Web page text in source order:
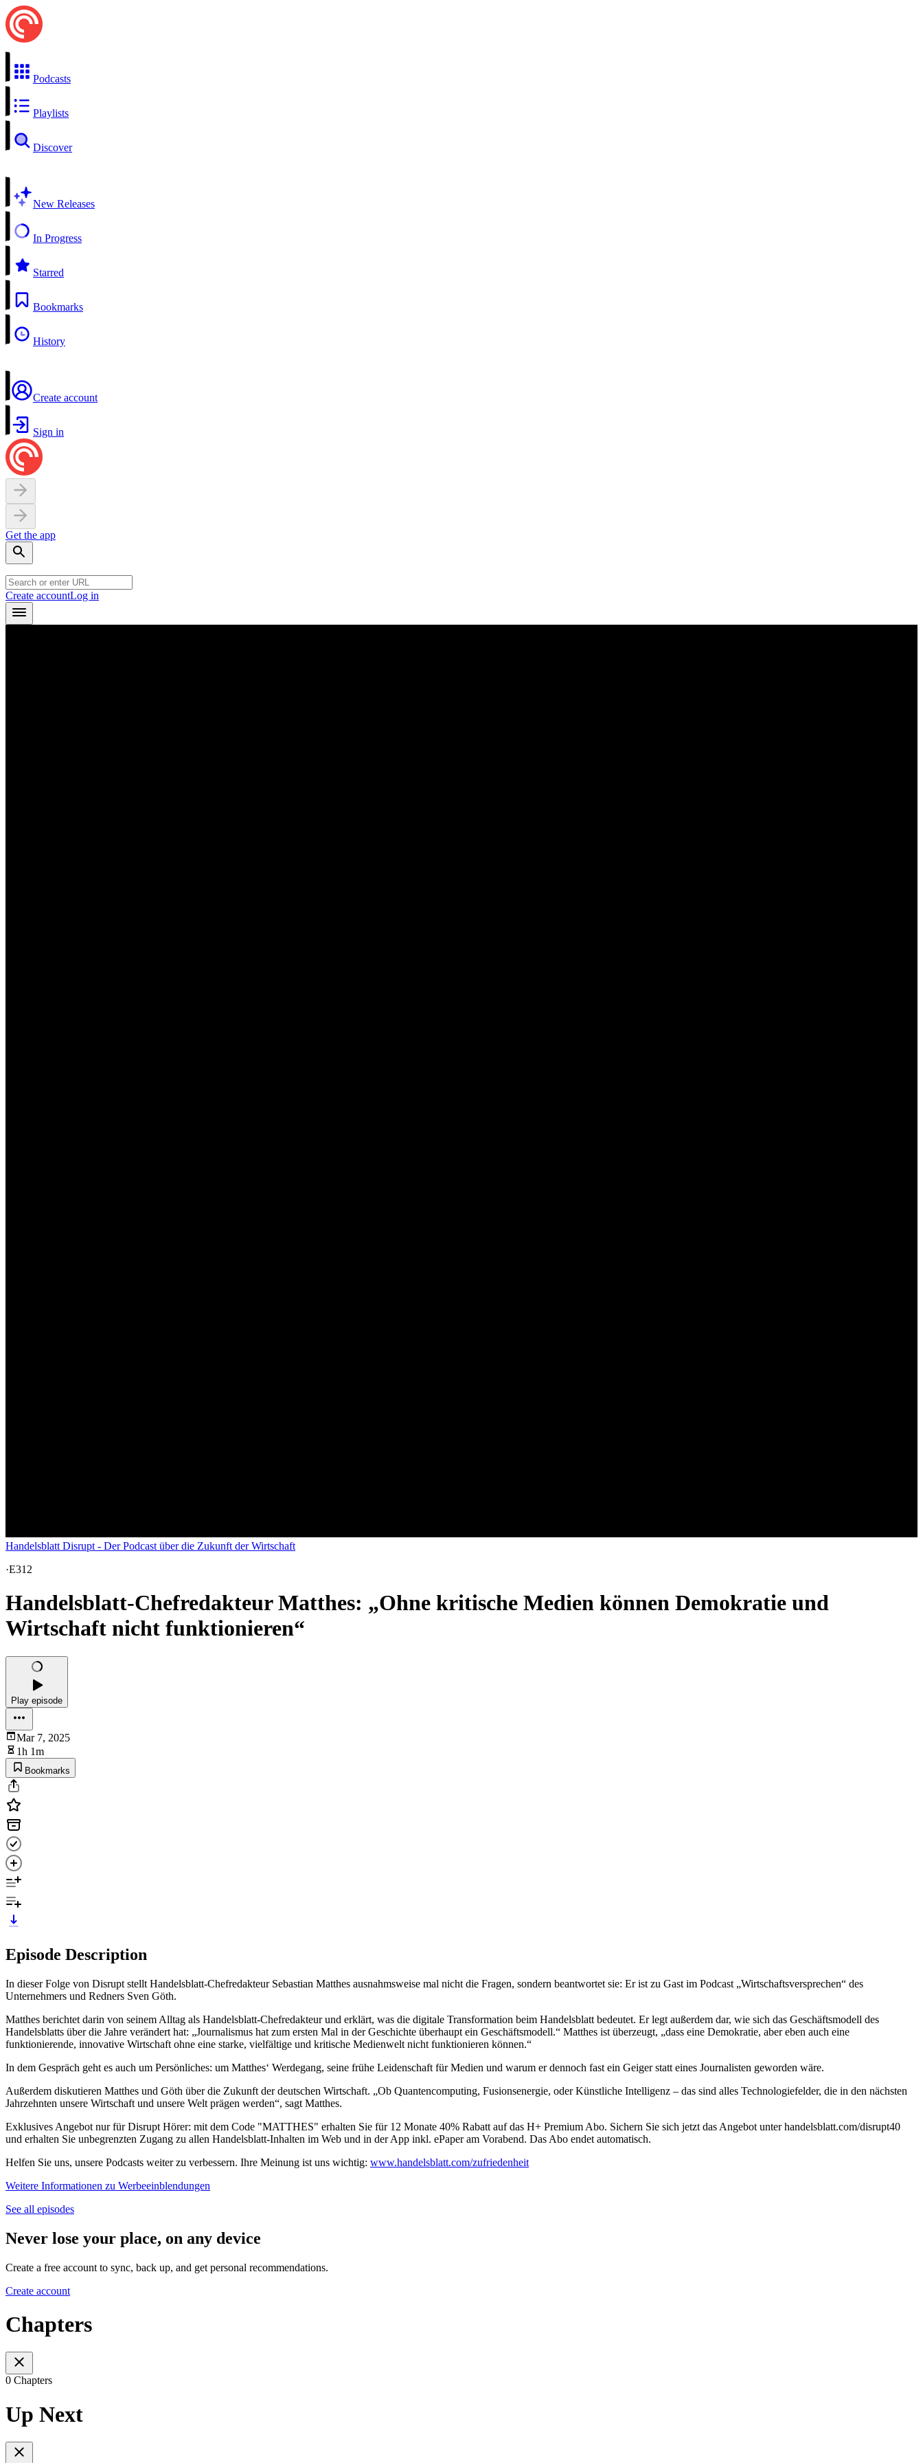
Podcasts
Playlists
Discover
New Releases
In Progress
Starred
Bookmarks
History
Create account
Sign in
Get the app
Create accountLog in
Handelsblatt Disrupt - Der Podcast über die Zukunft der Wirtschaft
·E312
Handelsblatt-Chefredakteur Matthes: „Ohne kritische Medien können Demokratie und
Wirtschaft nicht funktionieren“
Play episode
Mar 7, 2025
1h 1m
Bookmarks
Episode Description
In dieser Folge von Disrupt stellt Handelsblatt-Chefredakteur Sebastian Matthes ausnahmsweise mal nicht die Fragen, sondern beantwortet sie: Er ist zu Gast im Podcast „Wirtschaftsversprechen“ des
Unternehmers und Redners Sven Göth.
Matthes berichtet darin von seinem Alltag als Handelsblatt-Chefredakteur und erklärt, was die digitale Transformation beim Handelsblatt bedeutet. Er legt außerdem dar, wie sich das Geschäftsmodell des
Handelsblatts über die Jahre verändert hat: „Journalismus hat zum ersten Mal in der Geschichte überhaupt ein Geschäftsmodell.“ Matthes ist überzeugt, „dass eine Demokratie, aber eben auch eine
funktionierende, innovative Wirtschaft ohne eine starke, vielfältige und kritische Medienwelt nicht funktionieren können.“
In dem Gespräch geht es auch um Persönliches: um Matthes‘ Werdegang, seine frühe Leidenschaft für Medien und warum er dennoch fast ein Geiger statt eines Journalisten geworden wäre.
Außerdem diskutieren Matthes und Göth über die Zukunft der deutschen Wirtschaft. „Ob Quantencomputing, Fusionsenergie, oder Künstliche Intelligenz – das sind alles Technologiefelder, die in den nächsten
Jahrzehnten unsere Wirtschaft und unsere Welt prägen werden“, sagt Matthes.
Exklusives Angebot nur für Disrupt Hörer: mit dem Code "MATTHES" erhalten Sie für 12 Monate 40% Rabatt auf das H+ Premium Abo. Sichern Sie sich jetzt das Angebot unter handelsblatt.com/disrupt40
und erhalten Sie unbegrenzten Zugang zu allen Handelsblatt-Inhalten im Web und in der App inkl. ePaper am Vorabend. Das Abo endet automatisch.
Helfen Sie uns, unsere Podcasts weiter zu verbessern. Ihre Meinung ist uns wichtig: www.handelsblatt.com/zufriedenheit
Weitere Informationen zu Werbeeinblendungen
See all episodes
Never lose your place, on any device
Create a free account to sync, back up, and get personal recommendations.
Create account
Chapters
0 Chapters
Up Next